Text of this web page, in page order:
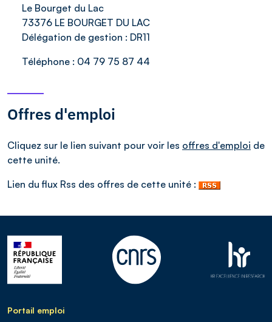
Le Bourget du Lac
73376 LE BOURGET DU LAC
Délégation de gestion : DR11
Téléphone : 04 79 75 87 44
Offres d'emploi
Cliquez sur le lien suivant pour voir les offres d'emploi de
cette unité.
Lien du flux Rss des offres de cette unité :
Portail emploi